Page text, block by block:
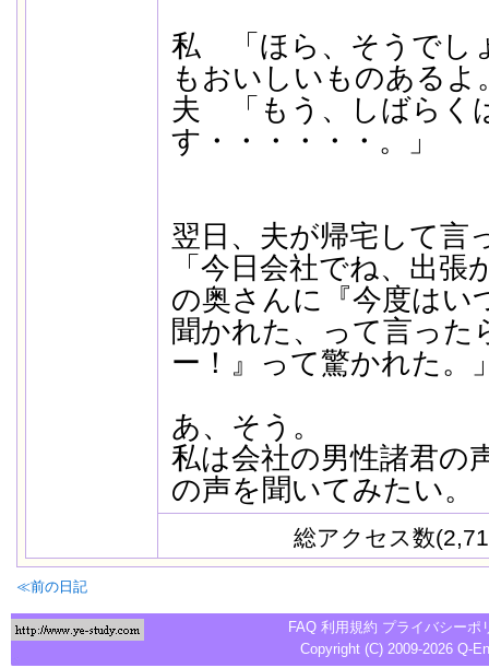
私 「ほら、そうでし
もおいしいものあるよ
夫 「もう、しばらく
す・・・・・・。」
翌日、夫が帰宅して言
「今日会社でね、出
の奥さんに『今度はい
聞かれた、って言った
ー！』って驚かれた。
あ、そう。
私は会社の男性諸君の
の声を聞いてみたい。
総アクセス数
≪前の日記
FAQ 利用規約 プライバシーポ
Copyright (C) 2009-2026 Q-